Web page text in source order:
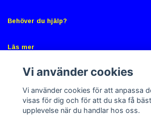
Behöver du hjälp?
Läs mer
Sociala medier
Vi använder cookies
Vi använder cookies för att anpassa
visas för dig och för att du ska få
upplevelse när du handlar hos oss.